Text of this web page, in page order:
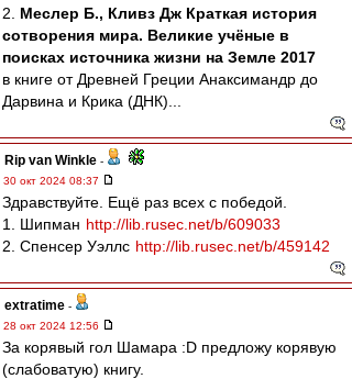
2. Меслер Б., Кливз Дж Краткая история
сотворения мира. Великие учёные в
поисках источника жизни на Земле 2017
в книге от Древней Греции Анаксимандр до
Дарвина и Крика (ДНК)...
Rip van Winkle -
30 окт 2024 08:37
Здравствуйте. Ещё раз всех с победой.
1. Шипман http://lib.rusec.net/b/609033
2. Спенсер Уэллс http://lib.rusec.net/b/459142
extratime -
28 окт 2024 12:56
За корявый гол Шамара :D предложу корявую
(слабоватую) книгу.